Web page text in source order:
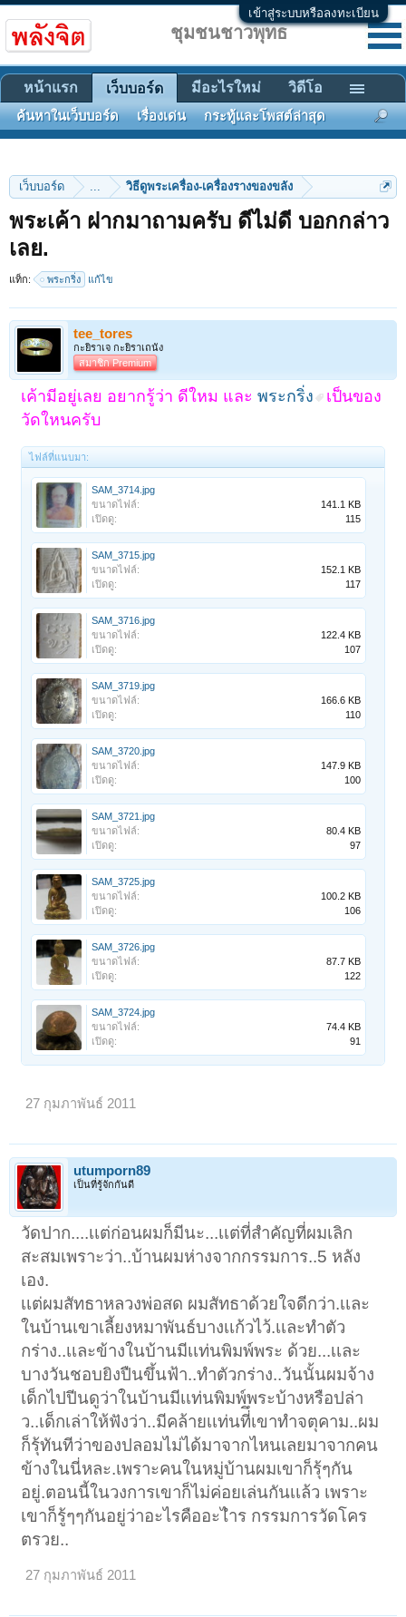
เข้าสู่ระบบหรือลงทะเบียน
เว็บบอร์ด ... วิธีดูพระเครื่อง-เครื่องรางของขลัง
พระเค้า ฝากมาถามครับ ดีไม่ดี บอกกล่าว
เลย.
แท็ก: พระกริ่ง แก้ไข
tee_tores
กะยิราเจ กะยิราเถนัง
สมาชิก Premium
เค้ามีอยู่เลย อยากรู้ว่า ดีใหม และพระกริ่ง
เป็นของ
วัดใหนครับ
ไฟล์ที่แนบมา:
SAM_3714.jpg
ขนาดไฟล์:
141.1 KB
เปิดดู:
115
SAM_3715.jpg
ขนาดไฟล์:
152.1 KB
เปิดดู:
117
SAM_3716.jpg
ขนาดไฟล์:
122.4 KB
เปิดดู:
107
SAM_3719.jpg
ขนาดไฟล์:
166.6 KB
เปิดดู:
110
SAM_3720.jpg
ขนาดไฟล์:
147.9 KB
เปิดดู:
100
SAM_3721.jpg
ขนาดไฟล์:
80.4 KB
เปิดดู:
97
SAM_3725.jpg
ขนาดไฟล์:
100.2 KB
เปิดดู:
106
SAM_3726.jpg
ขนาดไฟล์:
87.7 KB
เปิดดู:
122
SAM_3724.jpg
ขนาดไฟล์:
74.4 KB
เปิดดู:
91
27 กุมภาพันธ์ 2011
utumporn89
เป็นที่รู้จักกันดี
วัดปาก....เเต่ก่อนผมก็มีนะ...เเต่ที่สำคัญที่ผมเลิก
สะสมเพราะว่า..บ้านผมห่างจากกรรมการ..5 หลัง
เอง.
เเต่ผมสัทธาหลวงพ่อสด ผมสัทธาด้วยใจดีกว่า.เเละ
ในบ้านเขาเลี้ยงหมาพันธ์บางเเก้วไว้.เเละทำตัว
กร่าง..เเละข้างในบ้านมีเเท่นพิมพ์พระ ด้วย...เเละ
บางวันชอบยิงปืนขึ้นฟ้า..ทำตัวกร่าง..วันนั้นผมจ้าง
เด็กไปปีนดูว่าในบ้านมีเเท่นพิมพ์พระบ้างหรือปล่า
ว..เด็กเล่าให้ฟังว่า..มีคล้ายเเท่นที่ึเขาทำจตุคาม..ผม
ก็รุ้ทันทีว่าของปลอมไม่ได้มาจากไหนเลยมาจากคน
ข้างในนี่หละ.เพราะคนในหมู่บ้านผมเขาก็รุ้ๆกัน
อยู่.ตอนนี้ในวงการเขาก็ไม่ค่อยเล่นกันเเล้ว เพราะ
เขาก็รู้ๆๆกันอยู่ว่าอะไรคืออะไำร กรรมการวัดโคร
ตรวย..
27 กุมภาพันธ์ 2011
ชุมชนชาวพุทธ
หน้าแรก เว็บบอร์ด
ค้นหาในเว็บบอร์ด เรื่องเด่น กระทู้และโพสต์ล่าสุด
มีอะไรใหม่ วิดีโอ